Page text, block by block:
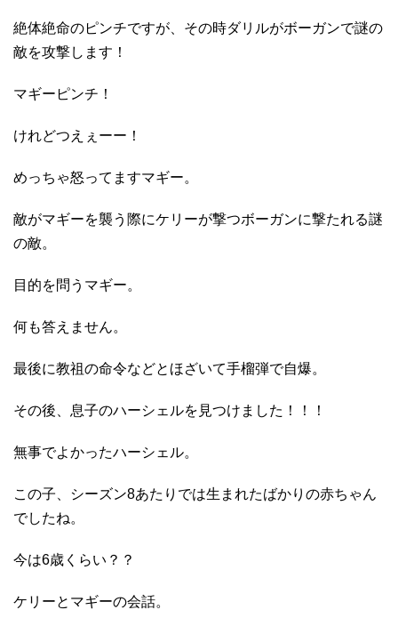
絶体絶命のピンチですが、その時ダリルがボーガンで謎の
敵を攻撃します！
マギーピンチ！
けれどつえぇーー！
めっちゃ怒ってますマギー。
敵がマギーを襲う際にケリーが撃つボーガンに撃たれる謎
の敵。
目的を問うマギー。
何も答えません。
最後に教祖の命令などとほざいて手榴弾で自爆。
その後、息子のハーシェルを見つけました！！！
無事でよかったハーシェル。
この子、シーズン8あたりでは生まれたばかりの赤ちゃん
でしたね。
今は6歳くらい？？
ケリーとマギーの会話。